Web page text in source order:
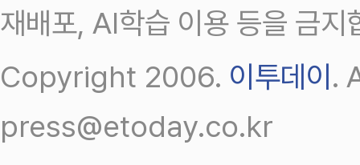
재배포, AI학습 이용 등을 금지
Copyright 2006. 이투데이.
press@etoday.co.kr